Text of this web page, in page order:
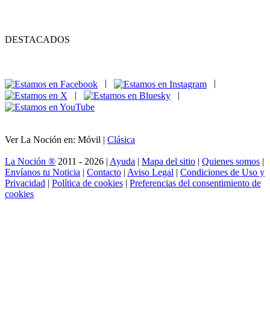
DESTACADOS
|
|
|
|
Ver La Noción en: Móvil | Clásica
La Noción ® 2011 - 2026 | Ayuda | Mapa del sitio | Quienes somos |
Envíanos tu Noticia | Contacto | Aviso Legal | Condiciones de Uso y
Privacidad | Política de cookies | Preferencias del consentimiento de
cookies